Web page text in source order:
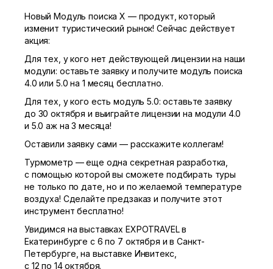
Новый Модуль поиска Х — продукт, который
изменит туристический рынок! Сейчас действует
акция:
Для тех, у кого нет действующей лицензии на наши
модули: оставьте заявку и получите модуль поиска
4.0 или 5.0 на 1 месяц бесплатно.
Для тех, у кого есть модуль 5.0: оставьте заявку
до 30 октября и выиграйте лицензии на модули 4.0
и 5.0 аж на 3 месяца!
Оставили заявку сами — расскажите коллегам!
Турмометр — еще одна секретная разработка,
с помощью которой вы сможете подбирать туры
не только по дате, но и по желаемой температуре
воздуха! Сделайте предзаказ и получите этот
инструмент бесплатно!
Увидимся на выставках EXPOTRAVEL в
Екатеринбурге с 6 по 7 октября и в Санкт-
Петербурге, на выставке Инвитекс,
с 12 по 14 октября.